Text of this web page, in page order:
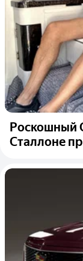
Роскошный
Сталлоне